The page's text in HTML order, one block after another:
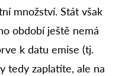
množství. Stát však
období ještě nemá
k datu emise (tj.
tedy zaplatíte, ale na